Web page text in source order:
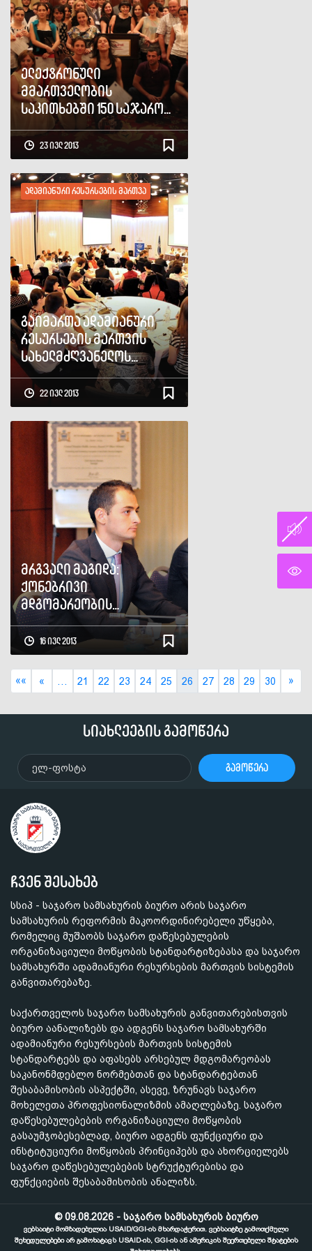
ელექტრონული
მმართველობის
საკითხებში 150 საჯარო
მოხელე გადამზადდა
23 ივლ 2013
ადამიანური რესურსების მართვა
გაიმართა ადამიანური
რესურსების მართვის
სახელმძღვანელოს
პრეზენტაცია და ტრენინგი
22 ივლ 2013
მრგვალი მაგიდა:
ქონებრივი
მდგომარეობის
დეკლარაციების
მონიტორინგის სისტემის
დანერგვა საქართველოში
16 ივლ 2013
«« « … 21 22 23 24 25 26 27 28 29 30 »
სიახლეების გამოწერა
გამოწერა
ჩვენ შესახებ
სსიპ - საჯარო სამსახურის ბიურო არის საჯარო
სამსახურის რეფორმის მაკოორდინირებელი უწყება,
რომელიც მუშაობს საჯარო დაწესებულების
ორგანიზაციული მოწყობის სტანდარტიზებასა და საჯარო
სამსახურში ადამიანური რესურსების მართვის სისტემის
განვითარებაზე.
საქართველოს საჯარო სამსახურის განვითარებისთვის
ბიურო აანალიზებს და ადგენს საჯარო სამსახურში
ადამიანური რესურსების მართვის სისტემის
სტანდარტებს და აფასებს არსებულ მდგომარეობას
საკანონმდებლო ნორმებთან და სტანდარტებთან
შესაბამისობის ასპექტში, ასევე, ზრუნავს საჯარო
მოხელეთა პროფესიონალიზმის ამაღლებაზე. საჯარო
დაწესებულებების ორგანიზაციული მოწყობის
გასაუმჯობესებლად, ბიურო ადგენს ფუნქციური და
ინსტიტუციური მოწყობის პრინციპებს და ახორციელებს
საჯარო დაწესებულებების სტრუქტურებისა და
ფუნქციების შესაბამისობის ანალიზს.
© 09.08.2026 - საჯარო სამსახურის ბიურო
ვებსაიტი მომზადებულია USAID/GGI-ის მხარდაჭერით. ვებსაიტზე გამოთქმული
შეხედულებები არ გამოხატავს USAID-ის, GGI-ის ან ამერიკის შეერთებული შტატების